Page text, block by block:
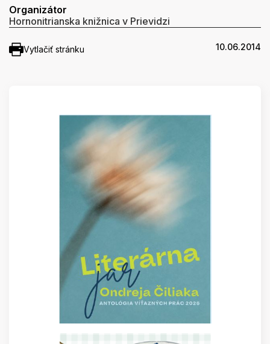
Organizátor
Hornonitrianska knižnica v Prievidzi
Vytlačiť stránku 10.06.2014